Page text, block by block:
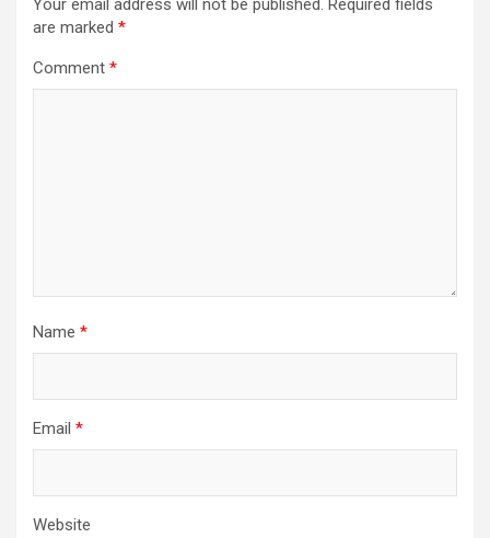
Your email address will not be published. Required fields
are marked *
Comment *
Name *
Email *
Website